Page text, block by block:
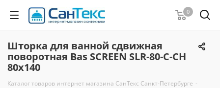
0
Шторка для ванной сдвижная
поворотная Bas SCREEN SLR-80-C-CH
80х140
Каталог товаров интернет магазина СанТекс Санкт-Петербурге -